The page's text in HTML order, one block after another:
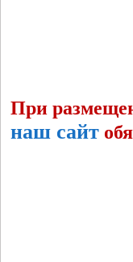
При
наш сайт